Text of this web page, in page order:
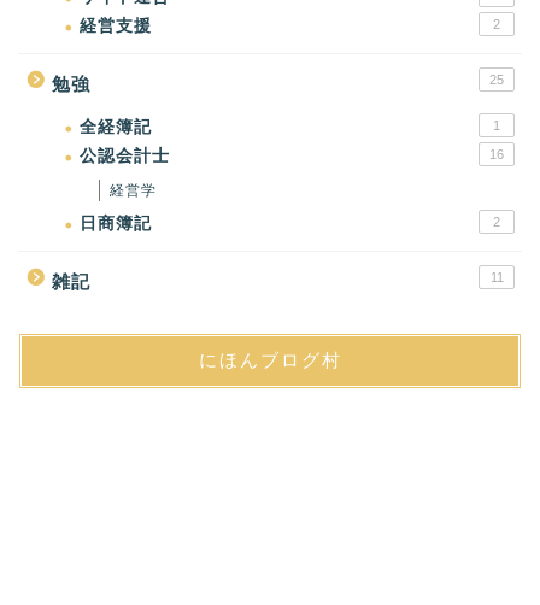
経営支援 2
勉強 25
全経簿記 1
公認会計士 16
経営学
日商簿記 2
雑記 11
にほんブログ村